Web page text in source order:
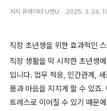
지식 큐레이터 U엔U 2025. 3. 26.
직장 초년생을 위한 효과적인
직장 생활을 막 시작한 초년생
입니다. 업무 적응, 인간관계,
몸과 마음을 지치게 할 수 있죠
트레스로 이어질 수 있기 때문